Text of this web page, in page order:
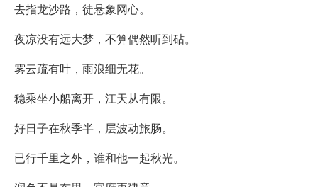
去指龙沙路，徒悬象网心。
夜凉没有远大梦，不算偶然听到砧。
雾云疏有叶，雨浪细无花。
稳乘坐小船离开，江天从有限。
好日子在秋季半，层波动旅肠。
已行千里之外，谁和他一起秋光。